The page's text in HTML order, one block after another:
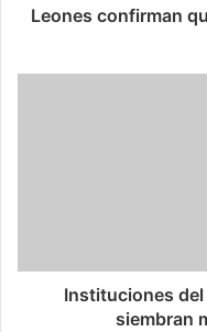
Leones confirman
Instituciones del
siembran